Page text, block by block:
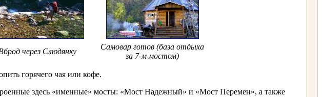
через Слюдянку
Самовар готов (база отдыха
за 7-м мостом)
горячего чая или кофе.
здесь «именные» мосты: «Мост Надежный» и «Мост Перемен», а также